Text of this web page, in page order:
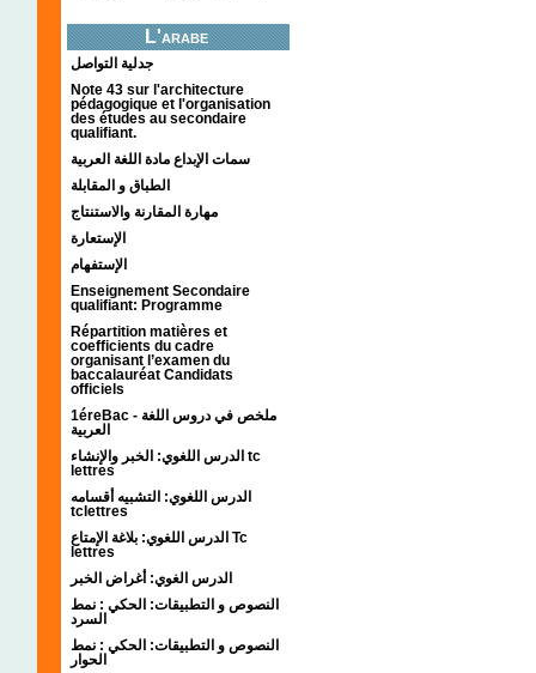
L'arabe
جدلية التواصل
Note 43 sur l'architecture
pédagogique et l'organisation
des études au secondaire
qualifiant.
سمات الإبداع مادة اللغة العربية
الطباق و المقابلة
مهارة المقارنة والاستنتاج
الإستعارة
الإستفهام
Enseignement Secondaire
qualifiant: Programme
Répartition matières et
coefficients du cadre
organisant l’examen du
baccalauréat Candidats
officiels
1éreBac - ملخص في دروس اللغة
العربية
الدرس اللغوي: الخبر والإنشاء tc
lettres
الدرس اللغوي: التشبيه أقسامه
tclettres
الدرس اللغوي: بلاغة الإمتاع Tc
lettres
الدرس الغوي: أغراض الخبر
النصوص و التطبيقات: الحكي : نمط
السرد
النصوص و التطبيقات: الحكي : نمط
الحوار